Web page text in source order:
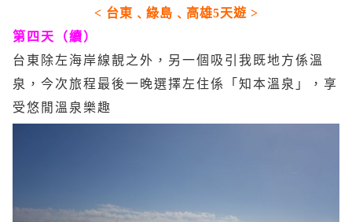
< 台東﹑綠島﹑高雄5天遊 >
第四天（續）
台東除左海岸線靚之外，另一個吸引我既地方係溫
泉，今次旅程最後一晚選擇左住係「知本溫泉」，享
受悠閒溫泉樂趣